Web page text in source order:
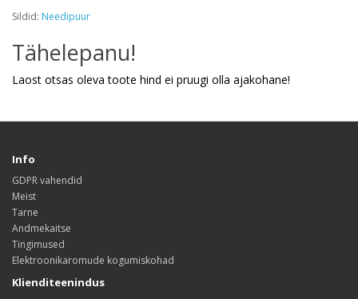
Sildid: Needipuur
Tähelepanu!
Laost otsas oleva toote hind ei pruugi olla ajakohane!
Info
GDPR vahendid
Meist
Tarne
Andmekaitse
Tingimused
Elektroonikaromude kogumiskohad
Klienditeenindus